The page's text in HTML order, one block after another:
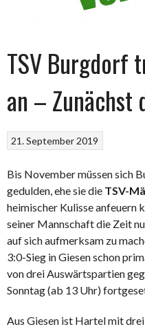
TSV Burgdorf
an – Zunächst
21. September 2019
Bis November müssen sich
gedulden, ehe sie die ­TSV-
heimischer Kulisse anfeuern
seiner Mannschaft die Zeit
auf sich aufmerksam zu
3:0-Sieg in Giesen schon
von drei Auswärtspartien
Sonntag (ab 13 Uhr)
Aus Giesen ist Hartel mit